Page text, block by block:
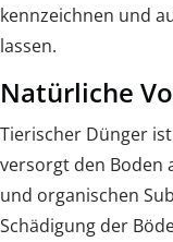
kennzeichnen und
lassen.
Natürliche
Tierischer Dünger
versorgt den Boden
und organischen
Schädigung der